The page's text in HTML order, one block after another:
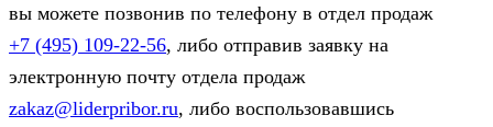
вы можете позвонив по телефону в отдел продаж
+7 (495) 109-22-56, либо отправив заявку на
электронную почту отдела продаж
zakaz@liderpribor.ru, либо воспользовавшись